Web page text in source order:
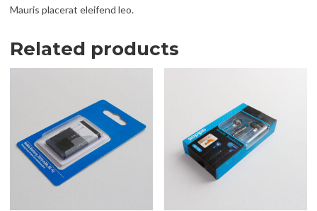
Mauris placerat eleifend leo.
Related products